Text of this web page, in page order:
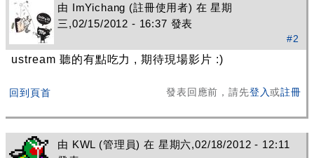
由 ImYichang (註冊使用者) 在 星期
三,02/15/2012 - 16:37 發表
#2
ustream 聽的有點吃力 , 期待現場影片 :)
回到頁首 發表回應前，請先登入或註冊
由 KWL (管理員) 在 星期六,02/18/2012 - 12:11